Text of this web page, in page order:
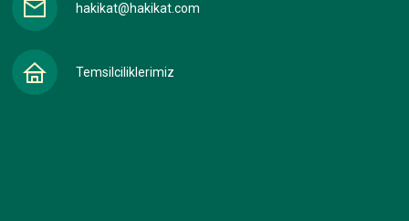
hakikat@hakikat.com
Temsilciliklerimiz